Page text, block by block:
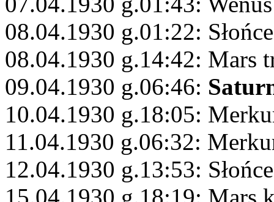
08.04.1930 g.01:22:
08.04.1930 g.14:42: Mars
09.04.1930 g.06:46:
10.04.1930 g.18:05:
11.04.1930 g.06:32:
12.04.1930 g.13:53:
15.04.1930 g.18:19: Mars